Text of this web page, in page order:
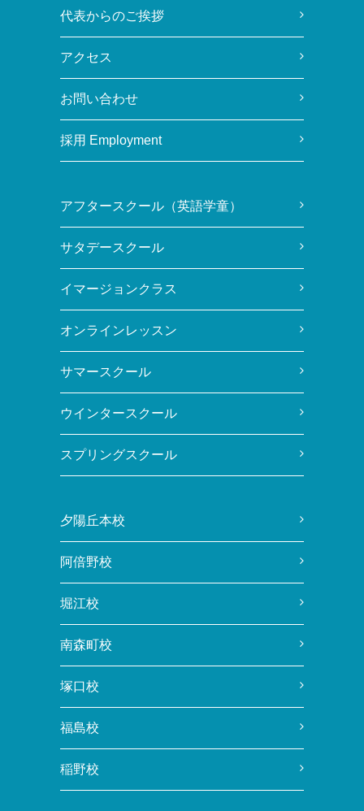
代表からのご挨拶
アクセス
お問い合わせ
採用 Employment
アフタースクール（英語学童）
サタデースクール
イマージョンクラス
オンラインレッスン
サマースクール
ウインタースクール
スプリングスクール
夕陽丘本校
阿倍野校
堀江校
南森町校
塚口校
福島校
稲野校